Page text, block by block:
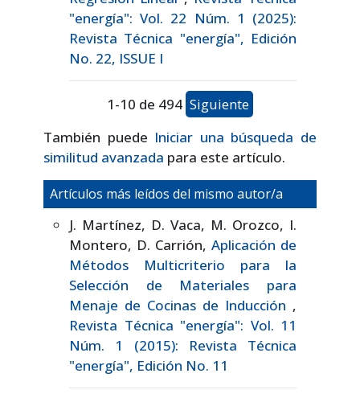
"energía": Vol. 22 Núm. 1 (2025):
Revista Técnica "energía", Edición
No. 22, ISSUE I
1-10 de 494 Siguiente
También puede Iniciar una búsqueda de
similitud avanzada para este artículo.
Artículos más leídos del mismo autor/a
J. Martínez, D. Vaca, M. Orozco, I.
Montero, D. Carrión, Aplicación de
Métodos Multicriterio para la
Selección de Materiales para
Menaje de Cocinas de Inducción ,
Revista Técnica "energía": Vol. 11
Núm. 1 (2015): Revista Técnica
"energía", Edición No. 11